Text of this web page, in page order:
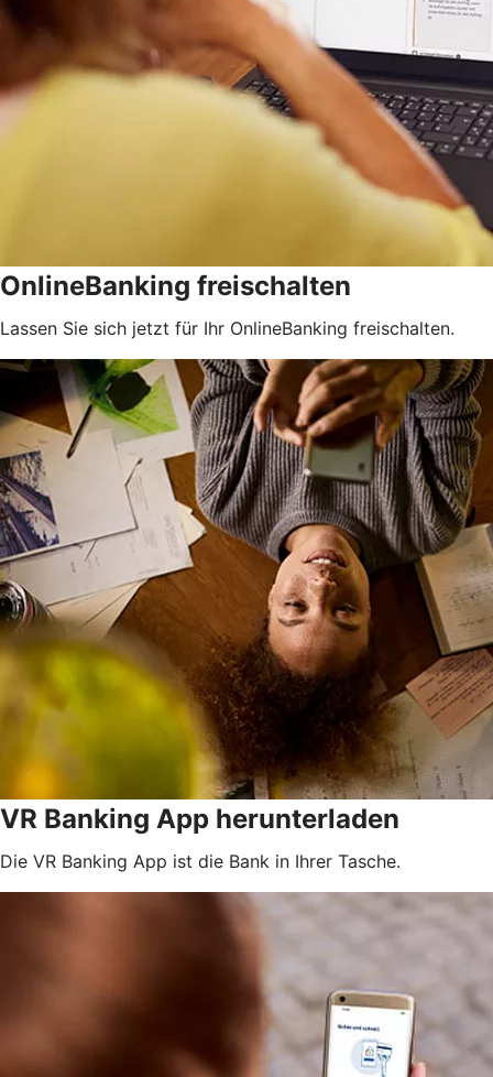
OnlineBanking freischalten
Lassen Sie sich jetzt für Ihr OnlineBanking freischalten.
VR Banking App herunterladen
Die VR Banking App ist die Bank in Ihrer Tasche.